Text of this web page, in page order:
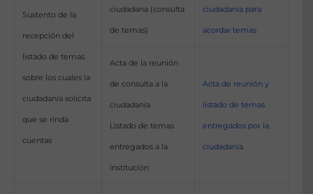
Sustento de la
recepción del
listado de temas
sobre los cuales la
ciudadanía solicita
que se rinda
cuentas
ciudadana (consulta
de temas)
ciudadanía para
acordar temas
Acta de la reunión
de consulta a la
ciudadanía
Listado de temas
entregados a la
institución
Acta de reunión y
listado de temas
entregados por la
ciudadanía